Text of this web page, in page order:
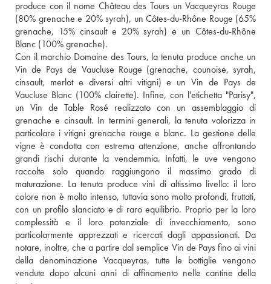
produce con il nome Château des Tours un Vacqueyras Rouge
(80% grenache e 20% syrah), un Côtes-du-Rhône Rouge (65%
grenache, 15% cinsault e 20% syrah) e un Côtes-du-Rhône
Blanc (100% grenache).
Con il marchio Domaine des Tours, la tenuta produce anche un
Vin de Pays de Vaucluse Rouge (grenache, counoise, syrah,
cinsault, merlot e diversi altri vitigni) e un Vin de Pays de
Vaucluse Blanc (100% clairette). Infine, con l'etichetta "Parisy",
un Vin de Table Rosé realizzato con un assemblaggio di
grenache e cinsault. In termini generali, la tenuta valorizza in
particolare i vitigni grenache rouge e blanc. La gestione delle
vigne è condotta con estrema attenzione, anche affrontando
grandi rischi durante la vendemmia. Infatti, le uve vengono
raccolte solo quando raggiungono il massimo grado di
maturazione. La tenuta produce vini di altissimo livello: il loro
colore non è molto intenso, tuttavia sono molto profondi, fruttati,
con un profilo slanciato e di raro equilibrio. Proprio per la loro
complessità e il loro potenziale di invecchiamento, sono
particolarmente apprezzati e ricercati dagli appassionati. Da
notare, inoltre, che a partire dal semplice Vin de Pays fino ai vini
della denominazione Vacqueyras, tutte le bottiglie vengono
vendute dopo alcuni anni di affinamento nelle cantine della